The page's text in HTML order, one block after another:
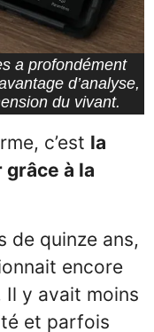
a profondément
d’analyse,
du vivant.
c’est la
à la
de quinze ans,
encore
Il y avait moins
et parfois